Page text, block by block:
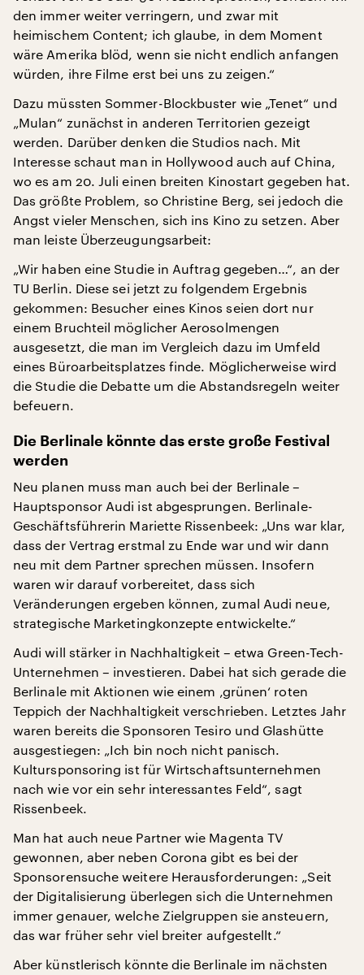
den immer weiter verringern, und zwar mit
heimischem Content; ich glaube, in dem Moment
wäre Amerika blöd, wenn sie nicht endlich anfangen
würden, ihre Filme erst bei uns zu zeigen.“
Dazu müssten Sommer-Blockbuster wie „Tenet“ und
„Mulan“ zunächst in anderen Territorien gezeigt
werden. Darüber denken die Studios nach. Mit
Interesse schaut man in Hollywood auch auf China,
wo es am 20. Juli einen breiten Kinostart gegeben hat.
Das größte Problem, so Christine Berg, sei jedoch die
Angst vieler Menschen, sich ins Kino zu setzen. Aber
man leiste Überzeugungsarbeit:
„Wir haben eine Studie in Auftrag gegeben…“, an der
TU Berlin. Diese sei jetzt zu folgendem Ergebnis
gekommen: Besucher eines Kinos seien dort nur
einem Bruchteil möglicher Aerosolmengen
ausgesetzt, die man im Vergleich dazu im Umfeld
eines Büroarbeitsplatzes finde. Möglicherweise wird
die Studie die Debatte um die Abstandsregeln weiter
befeuern.
Die Berlinale könnte das erste große Festival
werden
Neu planen muss man auch bei der Berlinale –
Hauptsponsor Audi ist abgesprungen. Berlinale-
Geschäftsführerin Mariette Rissenbeek: „Uns war klar,
dass der Vertrag erstmal zu Ende war und wir dann
neu mit dem Partner sprechen müssen. Insofern
waren wir darauf vorbereitet, dass sich
Veränderungen ergeben können, zumal Audi neue,
strategische Marketingkonzepte entwickelte.“
Audi will stärker in Nachhaltigkeit – etwa Green-Tech-
Unternehmen – investieren. Dabei hat sich gerade die
Berlinale mit Aktionen wie einem ‚grünen‘ roten
Teppich der Nachhaltigkeit verschrieben. Letztes Jahr
waren bereits die Sponsoren Tesiro und Glashütte
ausgestiegen: „Ich bin noch nicht panisch.
Kultursponsoring ist für Wirtschaftsunternehmen
nach wie vor ein sehr interessantes Feld“, sagt
Rissenbeek.
Man hat auch neue Partner wie Magenta TV
gewonnen, aber neben Corona gibt es bei der
Sponsorensuche weitere Herausforderungen: „Seit
der Digitalisierung überlegen sich die Unternehmen
immer genauer, welche Zielgruppen sie ansteuern,
das war früher sehr viel breiter aufgestellt.“
Aber künstlerisch könnte die Berlinale im nächsten